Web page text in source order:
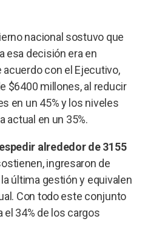
nacional sostuvo que
esa decisión era en
con el Ejecutivo,
$6400 millones, al reducir
en un 45% y los niveles
actual en un 35%.
alrededor de 3155
ingresaron de
última gestión y equivalen
Con todo este conjunto
el 34% de los cargos